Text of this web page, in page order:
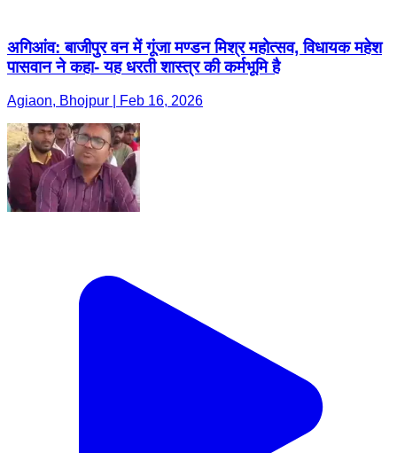
अगिआंव: बाजीपुर वन में गूंजा मण्डन मिश्र महोत्सव, विधायक महेश
पासवान ने कहा- यह धरती शास्त्र की कर्मभूमि है
Agiaon, Bhojpur | Feb 16, 2026